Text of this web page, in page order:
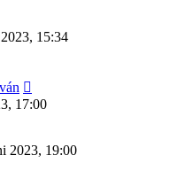
15:34
17:00
2023, 19:00